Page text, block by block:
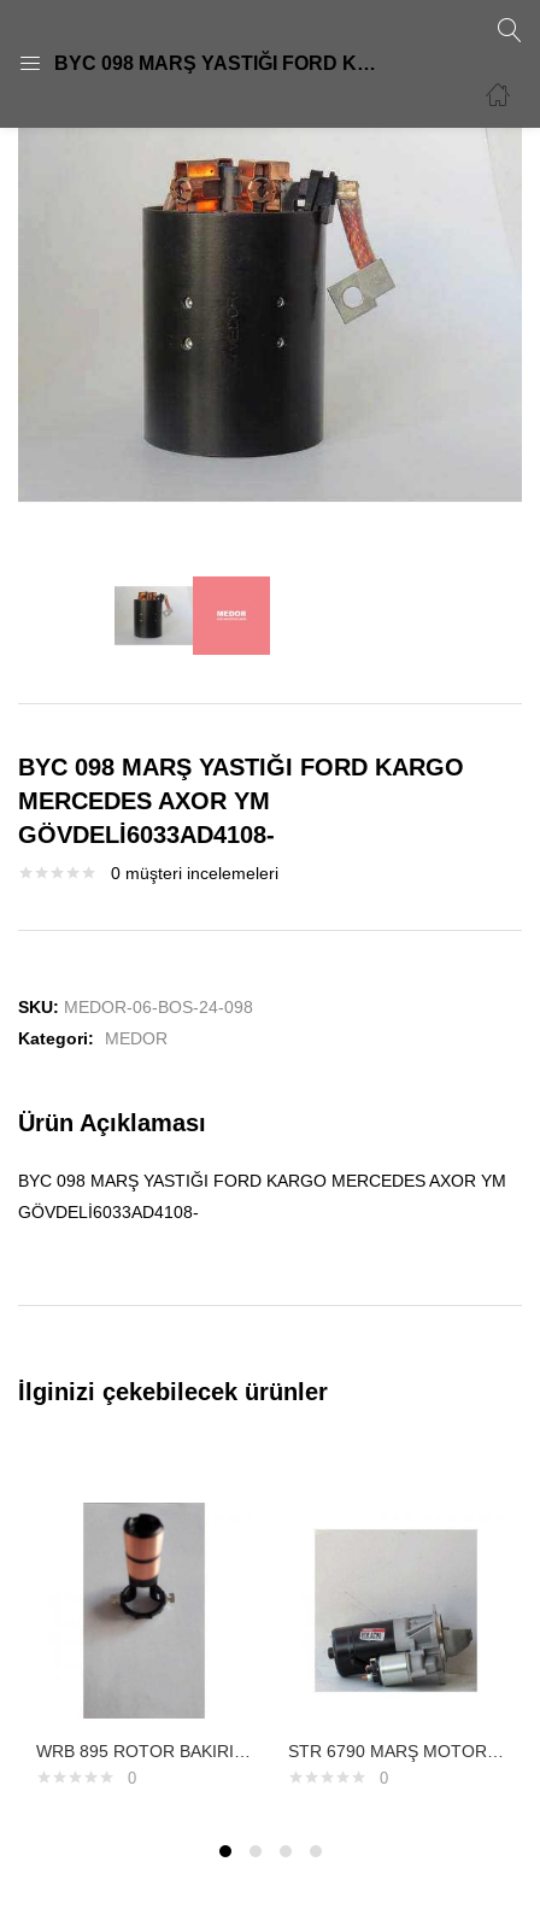
BYC 098 MARŞ YASTIĞI FORD KARGO MERCEDES AXOR YM GÖVDELİ6033AD4108-
BYC 098 MARŞ YASTIĞI FORD KARGO
MERCEDES AXOR YM
GÖVDELİ6033AD4108-
0 müşteri incelemeleri
SKU: MEDOR-06-BOS-24-098
Kategori:
MEDOR
Ürün Açıklaması
BYC 098 MARŞ YASTIĞI FORD KARGO MERCEDES AXOR YM
GÖVDELİ6033AD4108-
İlginizi çekebilecek ürünler
0 0